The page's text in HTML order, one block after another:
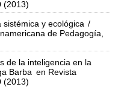
(2013)
y ecológica /
de Pedagogía,
de la inteligencia en la
Barba en Revista
(2013)